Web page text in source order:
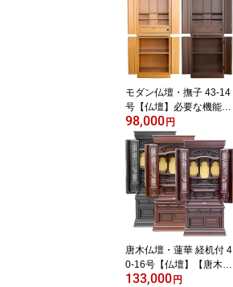
型でスタッフも絶賛する
必要なものが全て揃った
格安仏壇
モダン仏壇・撫子 43-14
号【仏壇】必要な機能を
残しながら非常に格安に
抑えたシンプルモダンな
床置き仏壇。ナラ調とウ
ォールナット調カラーが
リビングに置きやすく骨
壺なども収納できる機能
性抜群です【ウォールナ
ット色は入荷待ち】
98,000円
唐木仏壇・蓮華 経机付 4
0-16号【仏壇】【唐木仏
壇】紫檀・鉄刀木・黒檀
133,000円